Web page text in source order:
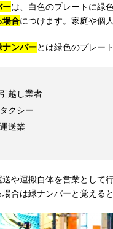
ーは、白色のプレートに緑
場合につけます。家庭や個
ナンバーとは緑色のプレー
引越し業者
タクシー
運送業
や運搬自体を営業として行
合は緑ナンバーと覚える